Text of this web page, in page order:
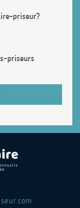
priseur?
priseurs